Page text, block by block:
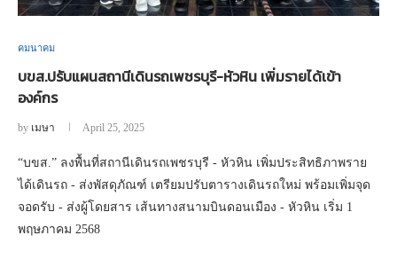
คมนาคม
บขส.ปรับแผนสถานีเดินรถเพชรบุรี-หัวหิน เพิ่มรายได้เข้า
องค์กร
by เมษา April 25, 2025
“บขส.” ลงพื้นที่สถานีเดินรถเพชรบุรี - หัวหิน เพิ่มประสิทธิภาพราย
ได้เดินรถ - ส่งพัสดุภัณฑ์ เตรียมปรับตารางเดินรถใหม่ พร้อมเพิ่มจุด
จอดรับ - ส่งผู้โดยสาร เส้นทางสนามบินดอนเมือง - หัวหิน เริ่ม 1
พฤษภาคม 2568